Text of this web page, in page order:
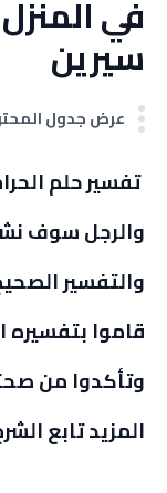
في
سيرين
عرض جدول
تفسير حلم
والرجل سوف
والتفسير
قاموا بتفسيره
وتأكدوا من
المزيد تابع